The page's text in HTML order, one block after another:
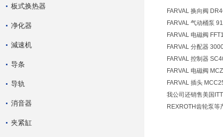
板式换热器
净化器
減速机
导条
导轨
消音器
夹紧缸
FARVAL 换向阀
FARVAL 气动桶泵
FARVAL 电磁阀
FARVAL 分配器
FARVAL 控制器
FARVAL 电磁阀
FARVAL 插头
我公司还销售美国
REXROTH齿轮泵等